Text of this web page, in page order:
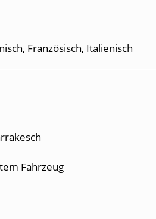
Französisch, Italienisch
Fahrzeug